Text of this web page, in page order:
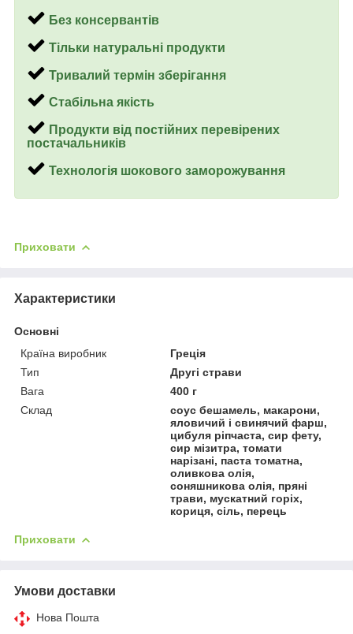
Без консервантів
Тільки натуральні продукти
Тривалий термін зберігання
Стабільна якість
Продукти від постійних перевірених
постачальників
Технологія шокового заморожування
Приховати
Характеристики
Основні
Країна виробник
Греція
Тип
Другі страви
Вага
400 г
Склад
соус бешамель, макарони,
яловичий і свинячий фарш,
цибуля ріпчаста, сир фету,
сир мізитра, томати
нарізані, паста томатна,
оливкова олія,
соняшникова олія, пряні
трави, мускатний горіх,
кориця, сіль, перець
Приховати
Умови доставки
Нова Пошта